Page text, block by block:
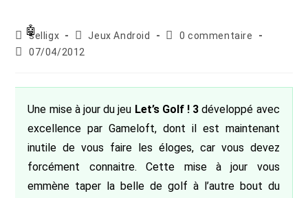
Auteur/autrice
de
selligx
Post
category:
Jeux Android
Commentaires
0 commentaire
Publication
07/04/2012
Une mise à jour du jeu Let’s Golf ! 3 développé avec
excellence par Gameloft, dont il est maintenant
inutile de vous faire les éloges, car vous devez
forcément connaitre. Cette mise à jour vous
emmène taper la belle de golf à l’autre bout du